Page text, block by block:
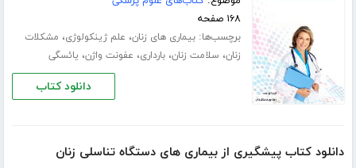
۱۶۸ صفحه
برچسب‌ها:بیماری های زنان، علم ژینکولوژی، مشکلات
زنان، سلامت زنان،بارداری، عفونت واژن، یائسگی
دانلود کتاب
دانلود کتاب پیشگیری از بیماری های دستگاه تناسلی زنان